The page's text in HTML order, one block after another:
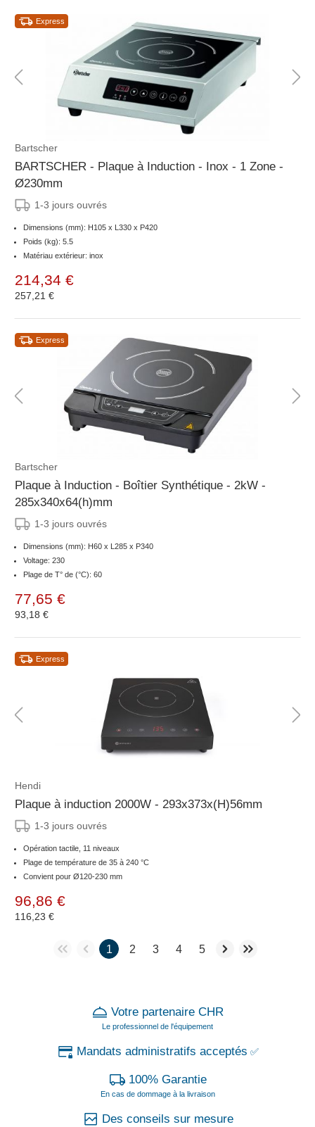
Express
Bartscher
BARTSCHER - Plaque à Induction - Inox - 1 Zone -
Ø230mm
1-3 jours ouvrés
Dimensions (mm): H105 x L330 x P420
Poids (kg): 5.5
Matériau extérieur: inox
214,34 €
257,21 €
Express
Bartscher
Plaque à Induction - Boîtier Synthétique - 2kW -
285x340x64(h)mm
1-3 jours ouvrés
Dimensions (mm): H60 x L285 x P340
Voltage: 230
Plage de T° de (°C): 60
77,65 €
93,18 €
Express
Hendi
Plaque à induction 2000W - 293x373x(H)56mm
1-3 jours ouvrés
Opération tactile, 11 niveaux
Plage de température de 35 à 240 °C
Convient pour Ø120-230 mm
96,86 €
116,23 €
1 2 3 4 5
Votre partenaire CHR
Le professionnel de l'équipement
Mandats administratifs acceptés ✅
100% Garantie
En cas de dommage à la livraison
Des conseils sur mesure